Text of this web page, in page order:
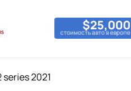
$25,000
стоимость авто в европе